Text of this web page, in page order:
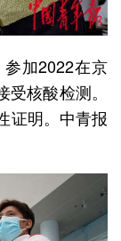
加2022在京
核酸检测。
证明。中青报